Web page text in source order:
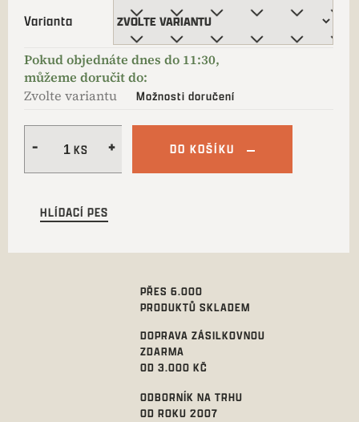
Varianta
Zvolte variantu Možnosti doručení
DO KOŠÍKU
HLÍDACÍ PES
PŘES 6.000
PRODUKTŮ SKLADEM
DOPRAVA ZÁSILKOVNOU
ZDARMA
OD 3.000 KČ
ODBORNÍK NA TRHU
OD ROKU 2007